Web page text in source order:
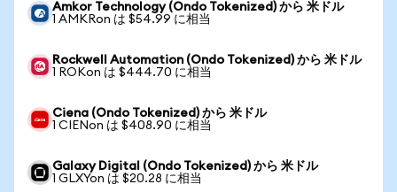
Amkor Technology (Ondo Tokenized) から 米ドル
1 AMKRon は $54.99 に相当
Rockwell Automation (Ondo Tokenized) から 米ドル
1 ROKon は $444.70 に相当
Ciena (Ondo Tokenized) から 米ドル
1 CIENon は $408.90 に相当
Galaxy Digital (Ondo Tokenized) から 米ドル
1 GLXYon は $20.28 に相当